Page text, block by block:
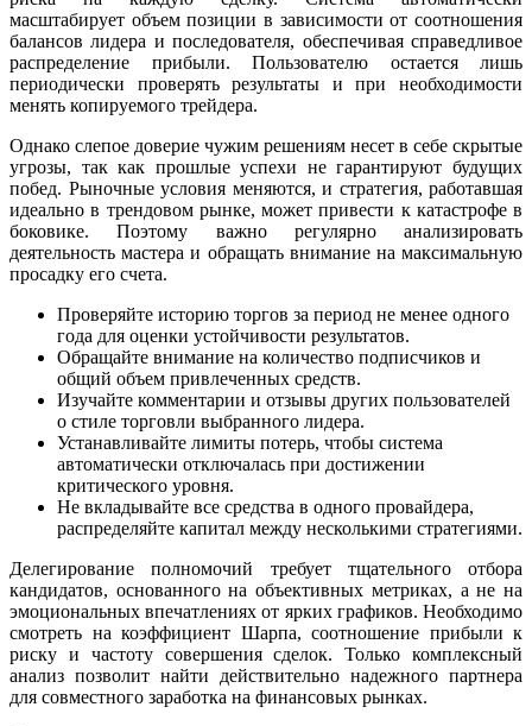
масштабирует объем позиции в зависимости от соотношения
балансов лидера и последователя, обеспечивая справедливое
распределение прибыли. Пользователю остается лишь
периодически проверять результаты и при необходимости
менять копируемого трейдера.
Однако слепое доверие чужим решениям несет в себе скрытые
угрозы, так как прошлые успехи не гарантируют будущих
побед. Рыночные условия меняются, и стратегия, работавшая
идеально в трендовом рынке, может привести к катастрофе в
боковике. Поэтому важно регулярно анализировать
деятельность мастера и обращать внимание на максимальную
просадку его счета.
Проверяйте историю торгов за период не менее одного
года для оценки устойчивости результатов.
Обращайте внимание на количество подписчиков и
общий объем привлеченных средств.
Изучайте комментарии и отзывы других пользователей
о стиле торговли выбранного лидера.
Устанавливайте лимиты потерь, чтобы система
автоматически отключалась при достижении
критического уровня.
Не вкладывайте все средства в одного провайдера,
распределяйте капитал между несколькими стратегиями.
Делегирование полномочий требует тщательного отбора
кандидатов, основанного на объективных метриках, а не на
эмоциональных впечатлениях от ярких графиков. Необходимо
смотреть на коэффициент Шарпа, соотношение прибыли к
риску и частоту совершения сделок. Только комплексный
анализ позволит найти действительно надежного партнера
для совместного заработка на финансовых рынках.